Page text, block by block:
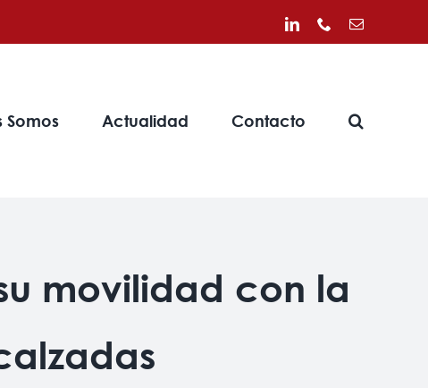
LinkedInPhoneCorreo
Somos Actualidad Contacto
movilidad con la